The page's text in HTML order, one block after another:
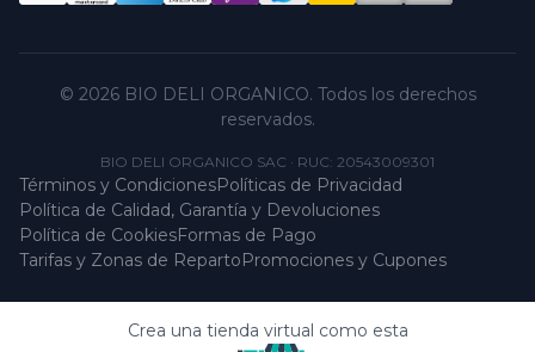
© 2026 BIO DELI ORGANICO. Todos los derechos
reservados.
BIO DELI ORGANICO SAC · RUC: 20543009301
Términos y CondicionesPolíticas de Privacidad
Política de Calidad, Garantía y Devoluciones
Política de CookiesFormas de Pago
Tarifas y Zonas de RepartoPromociones y Cupones
Crea una tienda virtual como esta